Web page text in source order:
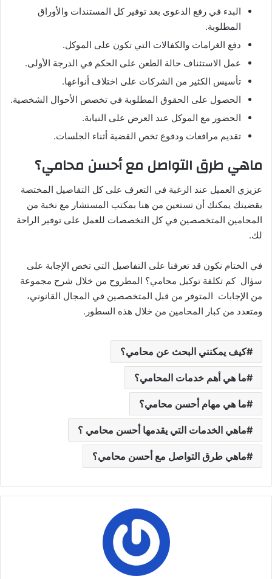
البدء في رفع الدعوى بعد توفير كل المستندات والأوراق
المطلوبة.
دفع الغرامات والكفالات التي تكون على الموكل.
عمل الاستئناف حالة الطعن على الحكم في الدرجة الأولى.
تأسيس الكثير من الشركات على اختلاف أنواعها.
الحصول على الحقوق المطلوبة في تخصص الأحوال الشخصية.
الحضور مع الموكل عند العرض على النيابة.
تقديم مرافعات ودفوع تخص القضية أثناء الجلسات.
ماهي طرق التواصل مع أحسن محامي؟
عزيزي العميل عند الرغبة في التعرف على كل التفاصيل المختصة
بقضيتك يمكنك أن تستعين من هنا بمكتب المستشار مع نخبة من
المحامين المتخصصين في كل التخصصات للعمل على توفير الراحة
لك.
في الختام نكون قد تعرفنا على التفاصيل التي تخص الإجابة على
سؤال كم تكلفة توكيل محامي؟ المطروح من خلال شرح مجموعة
من الإجابات المتوفر من قبل المتخصصين في المجال القانوني،
ومتعدد من كبار المحامين من خلال هذه السطور.
كيف يمكنني البحث عن محامي؟
ما هي أهم خدمات المحامي؟
ما هي مهام أحسن محامي؟
ماهي الخدمات التي يقدمها أحسن محامي ؟
ماهي طرق التواصل مع أحسن محامي؟